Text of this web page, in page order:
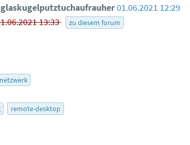
01.06.2021 12:29
13:33 zu diesem forum
netzwerk
remote-desktop